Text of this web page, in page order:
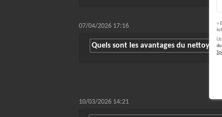
«
du
07/04/2026 17:16
Quels sont les avantages du
10/03/2026 14:21